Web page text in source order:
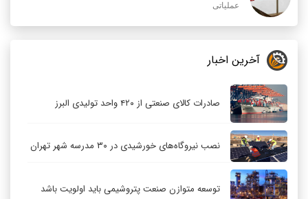
عملیاتی
آخرین اخبار
صادرات کالای صنعتی از ۴۲۰ واحد تولیدی البرز
نصب نیروگاه‌های خورشیدی در ۳۰ مدرسه شهر تهران
توسعه متوازن صنعت پتروشیمی باید اولویت باشد